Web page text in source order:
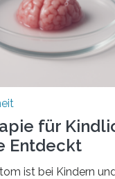
Sie
verdickt, der
für
Entdeckt
ist bei Kindern